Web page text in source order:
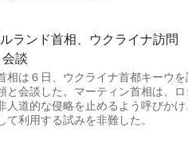
ランド首相、ウクライナ訪問
談
相は６日、ウクライナ首都キーウを
と会談した。マーティン首相は、ロ
道的な侵略を止めるよう呼びかけ
利用する試みを非難した。